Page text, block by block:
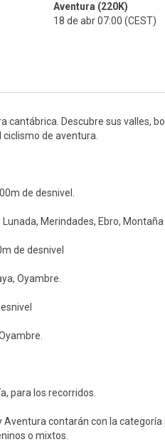
Aventura (220K)
18 de abr 07:00 (CEST)
cantábrica. Descubre sus valles,
de aventura.
de desnivel.
Merindades, Ebro,
de desnivel
Oyambre.
para los recorridos.
Aventura contarán con la
o mixtos.